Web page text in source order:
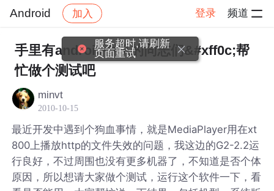
Android 加入 登录 频道
社区 Android 帖子详情
手里有android手机的同志们&#xff0c;帮
忙做个测试吧
minvt
2010-10-15
最近开发中遇到个狗血事情，就是MediaPlayer用在xt
800上播放http的文件失效的问题，我这边的G2-2.2运
行良好，不过周围也没有更多机器了，不知道是否个体
原因，所以想请大家做个测试，运行这个软件一下，看
服务超时,请刷新
页面重试